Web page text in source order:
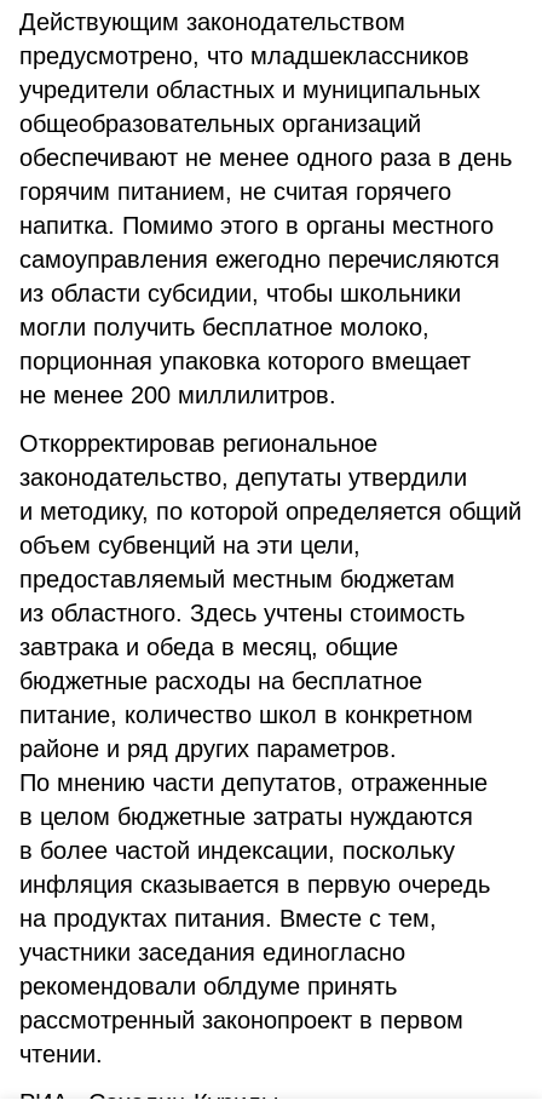
Действующим законодательством
предусмотрено, что младшеклассников
учредители областных и муниципальных
общеобразовательных организаций
обеспечивают не менее одного раза в день
горячим питанием, не считая горячего
напитка. Помимо этого в органы местного
самоуправления ежегодно перечисляются
из области субсидии, чтобы школьники
могли получить бесплатное молоко,
порционная упаковка которого вмещает
не менее 200 миллилитров.
Откорректировав региональное
законодательство, депутаты утвердили
и методику, по которой определяется общий
объем субвенций на эти цели,
предоставляемый местным бюджетам
из областного. Здесь учтены стоимость
завтрака и обеда в месяц, общие
бюджетные расходы на бесплатное
питание, количество школ в конкретном
районе и ряд других параметров.
По мнению части депутатов, отраженные
в целом бюджетные затраты нуждаются
в более частой индексации, поскольку
инфляция сказывается в первую очередь
на продуктах питания. Вместе с тем,
участники заседания единогласно
рекомендовали облдуме принять
рассмотренный законопроект в первом
чтении.